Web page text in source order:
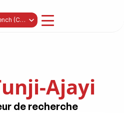
Language
French (Canada)
Ajayi
de recherche